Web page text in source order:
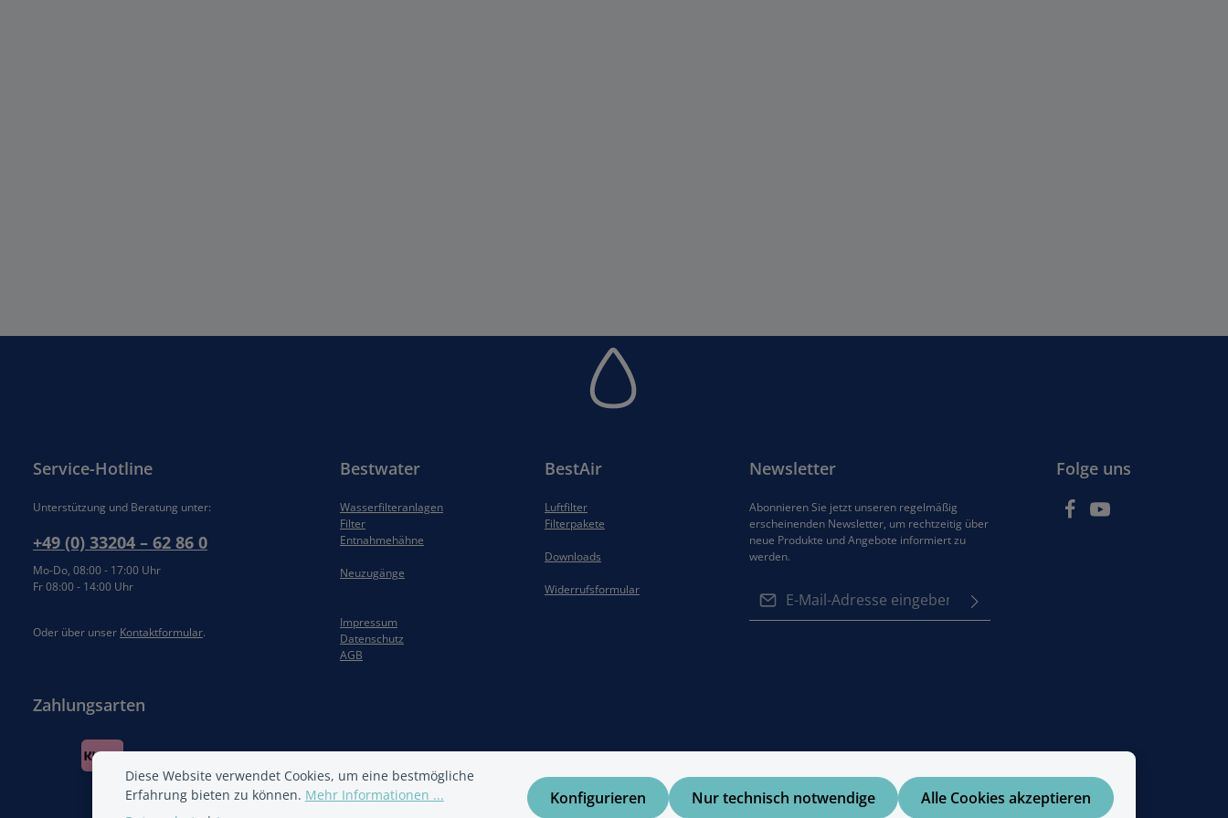
Service-Hotline
Unterstützung und Beratung unter:
+49 (0) 33204 – 62 86 0
Mo-Do, 08:00 - 17:00 Uhr
Fr 08:00 - 14:00 Uhr
Oder über unser Kontaktformular.
Bestwater
Wasserfilteranlagen
Filter
Entnahmehähne
Neuzugänge
Impressum
Datenschutz
AGB
BestAir
Luftfilter
Filterpakete
Downloads
Widerrufsformular
Newsletter
Abonnieren Sie jetzt unseren regelmäßig
erscheinenden Newsletter, um rechtzeitig über
neue Produkte und Angebote informiert zu
werden.
Folge uns
Zahlungsarten
Diese Website verwendet Cookies, um eine bestmögliche
Erfahrung bieten zu können. Mehr Informationen ...
Nur technisch notwendige
Konfigurieren Alle Cookies akzeptieren